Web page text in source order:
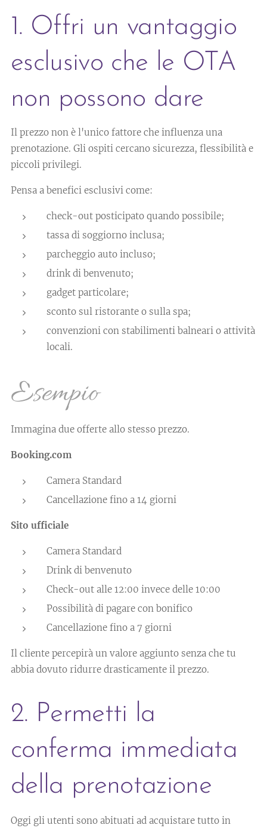
1. Offri un vantaggio
esclusivo che le OTA
non possono dare
Il prezzo non è l'unico fattore che influenza una
prenotazione. Gli ospiti cercano sicurezza, flessibilità e
piccoli privilegi.
Pensa a benefici esclusivi come:
check-out posticipato quando possibile;
tassa di soggiorno inclusa;
parcheggio auto incluso;
drink di benvenuto;
gadget particolare;
sconto sul ristorante o sulla spa;
convenzioni con stabilimenti balneari o attività
locali.
Esempio
Immagina due offerte allo stesso prezzo.
Booking.com
Camera Standard
Cancellazione fino a 14 giorni
Sito ufficiale
Camera Standard
Drink di benvenuto
Check-out alle 12:00 invece delle 10:00
Possibilità di pagare con bonifico
Cancellazione fino a 7 giorni
Il cliente percepirà un valore aggiunto senza che tu
abbia dovuto ridurre drasticamente il prezzo.
2. Permetti la
conferma immediata
della prenotazione
Oggi gli utenti sono abituati ad acquistare tutto in